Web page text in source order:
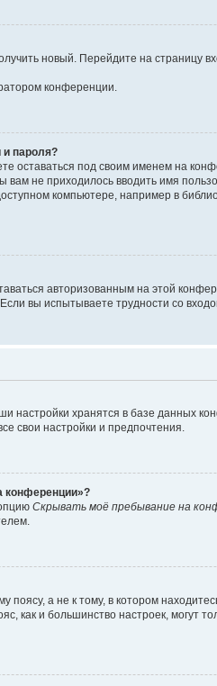
новый. Перейдите на страницу
конференции.
и пароля?
оставаться под своим именем на
вам не приходилось вводить имя
компьютере, например в
авторизованным на этой
вы испытываете трудности со
настройки хранятся в базе данных
свои настройки и предпочтения.
конференции»?
Скрывать моё пребывание на
а не к тому, в котором
как и большинство настроек,